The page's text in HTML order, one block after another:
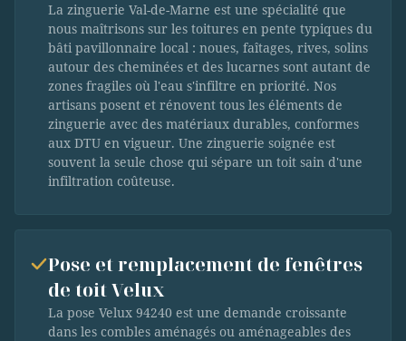
La zinguerie Val-de-Marne est une spécialité que
nous maîtrisons sur les toitures en pente typiques du
bâti pavillonnaire local : noues, faîtages, rives, solins
autour des cheminées et des lucarnes sont autant de
zones fragiles où l'eau s'infiltre en priorité. Nos
artisans posent et rénovent tous les éléments de
zinguerie avec des matériaux durables, conformes
aux DTU en vigueur. Une zinguerie soignée est
souvent la seule chose qui sépare un toit sain d'une
infiltration coûteuse.
Pose et remplacement de fenêtres
de toit Velux
La pose Velux 94240 est une demande croissante
dans les combles aménagés ou aménageables des